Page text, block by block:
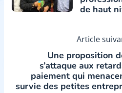
de haut
Article
Une proposition
s’attaque aux
paiement qui
survie des petites